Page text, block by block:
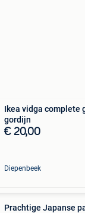
Ikea vidga complete
gordijn
€ 20,00
Diepenbeek
Prachtige Japanse